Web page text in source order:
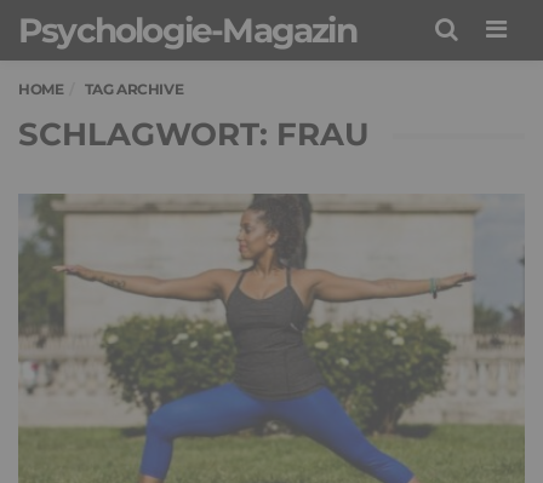
Psychologie-Magazin
HOME TAG ARCHIVE
SCHLAGWORT: FRAU